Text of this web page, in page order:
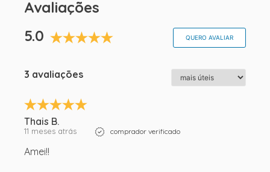
Avaliações
5.0
QUERO AVALIAR
3 avaliações
Thais B.
11 meses atrás comprador verificado
Amei!!